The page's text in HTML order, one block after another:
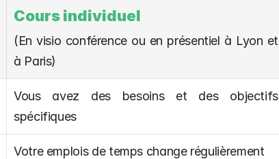
Cours individuel
(En visio conférence ou en présentiel à Lyon et
à Paris)
Vous avez des besoins et des objectifs
spécifiques
Votre emplois de temps change régulièrement